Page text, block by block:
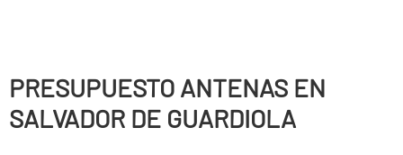
PRESUPUESTO ANTENAS EN
SALVADOR DE GUARDIOLA